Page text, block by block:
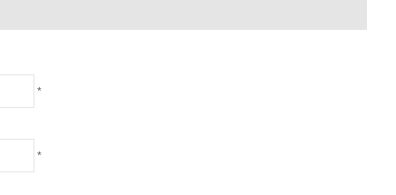
*
*